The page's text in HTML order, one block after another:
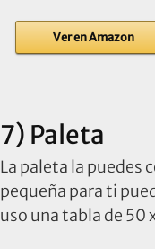
Ver en Amazon
7) Paleta
La paleta la puedes
pequeña para ti
uso una tabla de 50